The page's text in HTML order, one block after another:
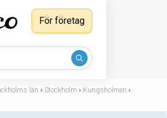
För företag
län › Stockholm › Kungsholmen ›